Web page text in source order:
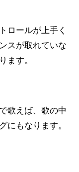
ロールが上手く
スが取れていな
ます。
歌えば、歌の中
にもなります。